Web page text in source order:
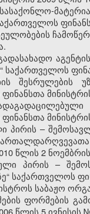
საქართველოს
შესრულების
პირის –
წლის 2
პირის –
საქართველოს
საბაჟო
ფორმების
წლის 5 ივნისის